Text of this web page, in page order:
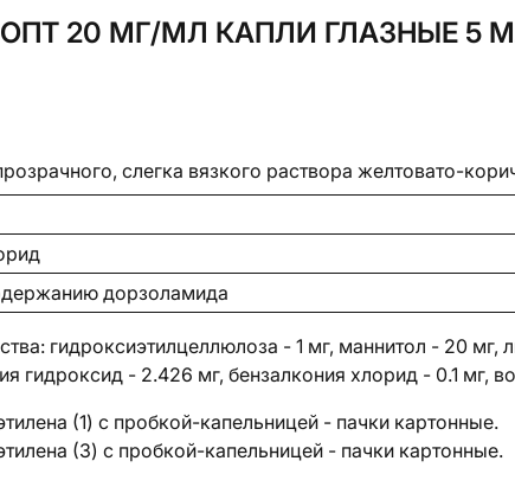
20 МГ/МЛ КАПЛИ ГЛАЗНЫЕ 5
слегка вязкого раствора желтовато-
дорзоламида
: гидроксиэтилцеллюлоза - 1 мг, маннитол - 20 мг,
гидроксид - 2.426 мг, бензалкония хлорид - 0.1 мг,
(1) с пробкой-капельницей - пачки картонные.
(3) с пробкой-капельницей - пачки картонные.